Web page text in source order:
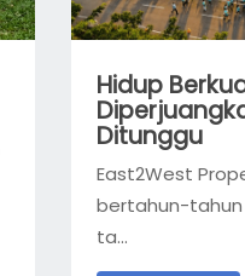
Hidup
Ditunggu
East2West
bertahun-tahun
ta...